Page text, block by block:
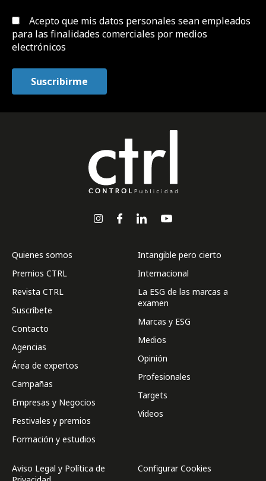
Acepto que mis datos personales sean empleados
para las finalidades comerciales por medios
electrónicos
Quienes somos
Premios CTRL
Revista CTRL
Suscríbete
Contacto
Agencias
Área de expertos
Campañas
Empresas y Negocios
Festivales y premios
Formación y estudios
Intangible pero cierto
Internacional
La ESG de las marcas a
examen
Marcas y ESG
Medios
Opinión
Profesionales
Targets
Videos
Aviso Legal y Política de
Configurar Cookies